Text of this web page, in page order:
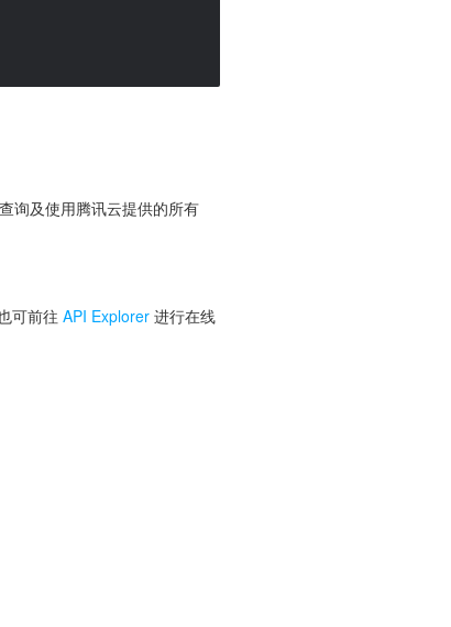
询及使用腾讯云提供的所有
可前往 API Explorer 进行在线